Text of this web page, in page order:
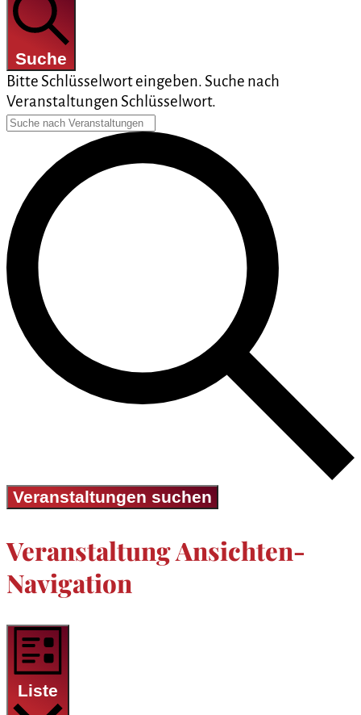
Suche
Bitte Schlüsselwort eingeben. Suche nach
Veranstaltungen Schlüsselwort.
Veranstaltungen suchen
Veranstaltung Ansichten-
Navigation
Liste